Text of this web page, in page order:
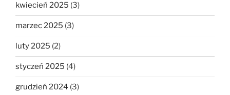
kwiecień 2025 (3)
marzec 2025 (3)
luty 2025 (2)
styczeń 2025 (4)
grudzień 2024 (3)